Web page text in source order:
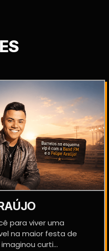
para viver uma
na maior festa de
curti...